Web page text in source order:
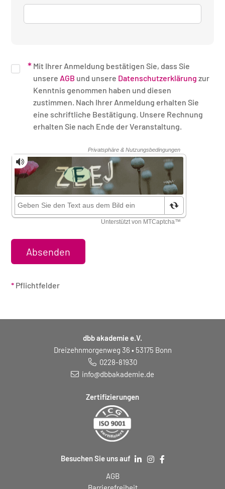
Mit Ihrer Anmeldung bestätigen Sie, dass Sie
unsere AGB und unsere Datenschutzerklärung zur
Kenntnis genommen haben und diesen
zustimmen. Nach Ihrer Anmeldung erhalten Sie
eine schriftliche Bestätigung. Unsere Rechnung
erhalten Sie nach Ende der Veranstaltung.
Sicherheitsüberprüfung
* Pflichtfelder
dbb akademie e.V.
Dreizehnmorgenweg 36 • 53175 Bonn
0228-81930
info@dbbakademie.de
Zertifizierungen
Besuchen Sie uns auf
AGB